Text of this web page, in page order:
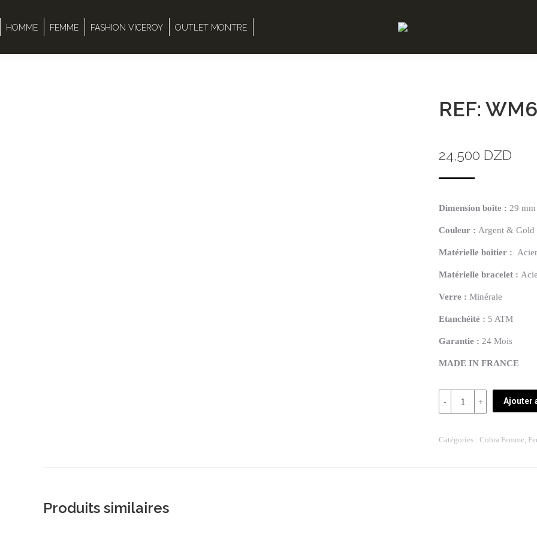
HOMME FEMME FASHION VICEROY OUTLET MONTRE
REF:
24,500 DZD
Dimension boîte : 29 mm
Couleur : Argent & Gold
Matérielle boitier :
Matérielle bracelet :
Verre : Minérale
Etanchéité : 5 ATM
Garantie : 24 Mois
MADE IN FRANCE
Quantité
REF:
1
Ajouter
Catégories : Cobra Femme,
Produits similaires